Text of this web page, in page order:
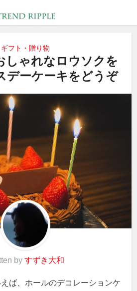
ギフト・贈り物
しゃれなロウソクを
デーケーキをどうぞ
by すずき大和
ば、ホールのデコレーションケ